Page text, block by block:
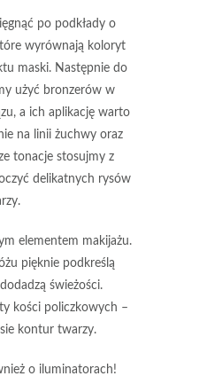
po podkłady o
wyrównają koloryt
maski. Następnie do
użyć bronzerów w
a ich aplikację warto
na linii żuchwy oraz
tonacjestosujmy z
delikatnych rysów
elementem makijażu.
pięknie podkreślą
świeżości.
kości policzkowych –
kontur twarzy.
o iluminatorach!